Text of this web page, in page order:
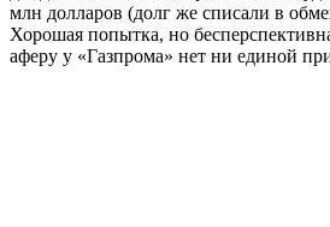
млн долларов (долг же списали в
Хорошая попытка, но
аферу у «Газпрома» нет ни единой